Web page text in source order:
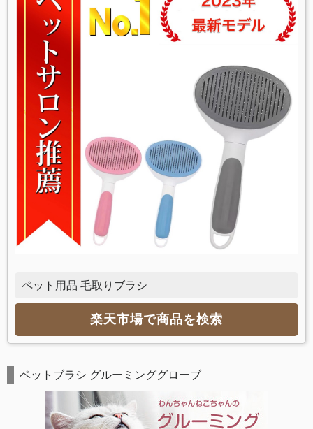
ペット用品 毛取りブラシ
楽天市場で商品を検索
ペットブラシ グルーミンググローブ